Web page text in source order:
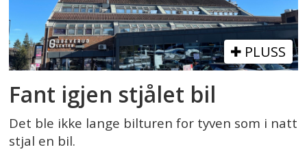
PLUSS
Fant igjen stjålet bil
Det ble ikke lange bilturen for tyven som i natt
stjal en bil.